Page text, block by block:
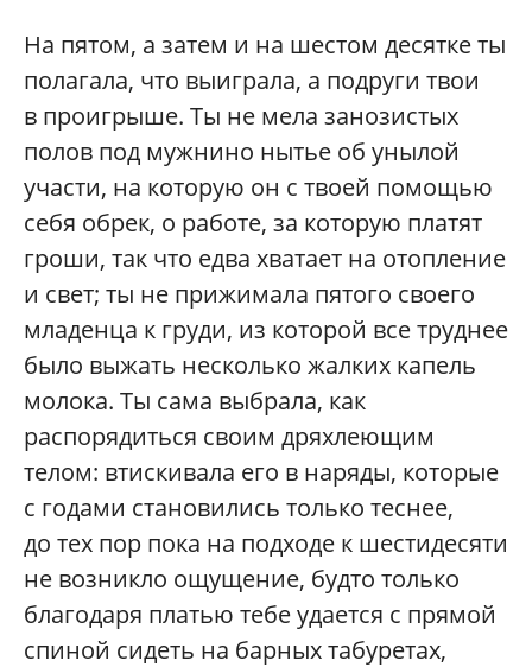
На пятом, а затем и на шестом десятке ты
полагала, что выиграла, а подруги твои
в проигрыше. Ты не мела занозистых
полов под мужнино нытье об унылой
участи, на которую он с твоей помощью
себя обрек, о работе, за которую платят
гроши, так что едва хватает на отопление
и свет; ты не прижимала пятого своего
младенца к груди, из которой все труднее
было выжать несколько жалких капель
молока. Ты сама выбрала, как
распорядиться своим дряхлеющим
телом: втискивала его в наряды, которые
с годами становились только теснее,
до тех пор пока на подходе к шестидесяти
не возникло ощущение, будто только
благодаря платью тебе удается с прямой
спиной сидеть на барных табуретах,